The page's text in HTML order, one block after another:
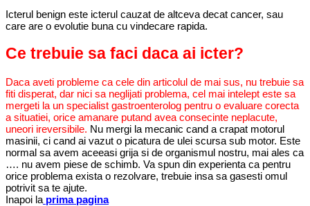
Icterul benign este icterul cauzat de altceva decat cancer, sau
care are o evolutie buna cu vindecare rapida.
Ce trebuie sa faci daca ai icter?
Daca aveti probleme ca cele din articolul de mai sus, nu trebuie sa
fiti disperat, dar nici sa neglijati problema, cel mai intelept este sa
mergeti la un specialist gastroenterolog pentru o evaluare corecta
a situatiei, orice amanare putand avea consecinte neplacute,
uneori ireversibile. Nu mergi la mecanic cand a crapat motorul
masinii, ci cand ai vazut o picatura de ulei scursa sub motor. Este
normal sa avem aceeasi grija si de organismul nostru, mai ales ca
…. nu avem piese de schimb. Va spun din experienta ca pentru
orice problema exista o rezolvare, trebuie insa sa gasesti omul
potrivit sa te ajute.
Inapoi la prima pagina